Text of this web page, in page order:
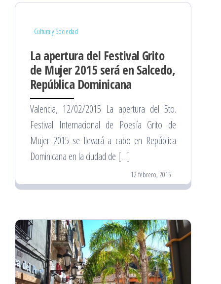
Cultura y Sociedad
La apertura del Festival Grito
de Mujer 2015 será en Salcedo,
República Dominicana
Valencia, 12/02/2015 La apertura del 5to.
Festival Internacional de Poesía Grito de
Mujer 2015 se llevará a cabo en República
Dominicana en la ciudad de […]
12 febrero, 2015